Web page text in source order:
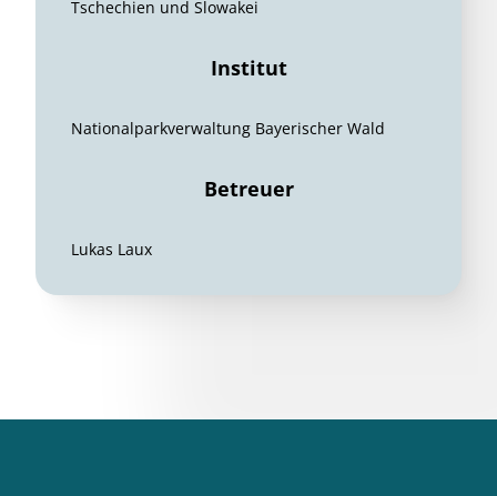
Tschechien und Slowakei
Institut
Nationalparkverwaltung Bayerischer Wald
Betreuer
Lukas Laux